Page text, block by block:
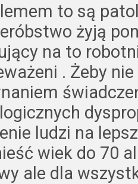
to są
żyją
na to
. Żeby
ludzi na
wiek do 70
ale dla